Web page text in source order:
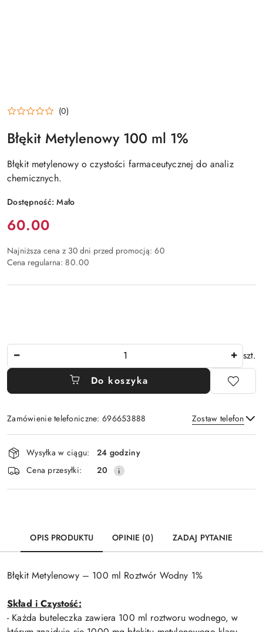
(0)
Błękit Metylenowy 100 ml 1%
Błękit metylenowy o czystości farmaceutycznej do analiz
chemicznych.
Dostępność:Mało
Cena:
60.00
Najniższa cena z 30 dni przed promocją: 60
Cena regularna: 80.00
szt.
Do koszyka
Zamówienie telefoniczne: 696653888 Zostaw telefon
Wyślij
Dostępność
i
dostawa
Wysyłka w ciągu:
24 godziny
Cena przesyłki:
20
OPIS PRODUKTU OPINIE (0) ZADAJ PYTANIE
Błękit Metylenowy – 100 ml Roztwór Wodny 1%
Skład i Czystość:
- Każda buteleczka zawiera 100 ml roztworu wodnego, w